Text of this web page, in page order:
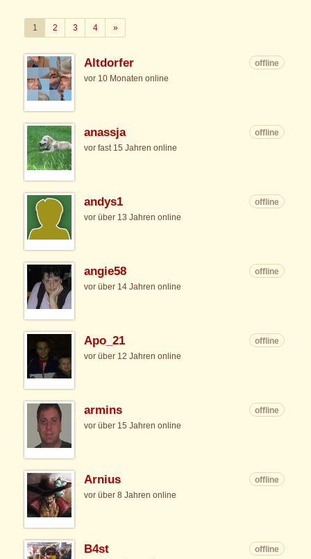
1 2 3 4 »Weiter
Altdorfer
offline
vor 10 Monaten online
anassja
offline
vor fast 15 Jahren online
andys1
offline
vor über 13 Jahren online
angie58
offline
vor über 14 Jahren online
Apo_21
offline
vor über 12 Jahren online
armins
offline
vor über 15 Jahren online
Arnius
offline
vor über 8 Jahren online
B4st
offline